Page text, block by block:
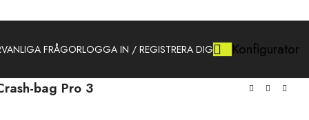
VANLIGA FRÅGORLOGGA IN / REGISTRERA DIG Konfigurator
bag Pro 3